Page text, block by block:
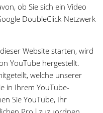
ob Sie sich ein Video
DoubleClick-Netzwerk
Website starten, wird
YouTube hergestellt.
welche unserer
in Ihrem YouTube-
Sie YouTube, Ihr